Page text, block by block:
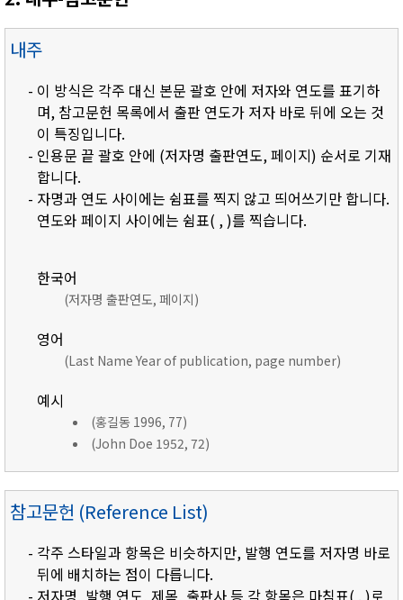
내주
- 이 방식은 각주 대신 본문 괄호 안에 저자와 연도를 표기하
며, 참고문헌 목록에서 출판 연도가 저자 바로 뒤에 오는 것
이 특징입니다.
- 인용문 끝 괄호 안에 (저자명 출판연도, 페이지) 순서로 기재
합니다.
- 자명과 연도 사이에는 쉼표를 찍지 않고 띄어쓰기만 합니다.
연도와 페이지 사이에는 쉼표( , )를 찍습니다.
한국어
(저자명 출판연도, 페이지)
영어
(Last Name Year of publication, page number)
예시
(홍길동 1996, 77)
(John Doe 1952, 72)
참고문헌 (Reference List)
- 각주 스타일과 항목은 비슷하지만, 발행 연도를 저자명 바로
뒤에 배치하는 점이 다릅니다.